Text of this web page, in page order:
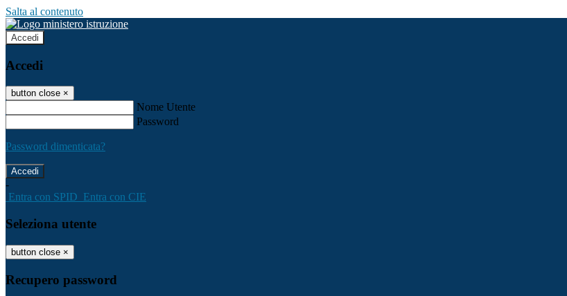
Salta al contenuto
Accedi
Accedi
button close ×
Nome Utente
Password
Password dimenticata?
-
Entra con SPID Entra con CIE
Seleziona utente
button close ×
Recupero password